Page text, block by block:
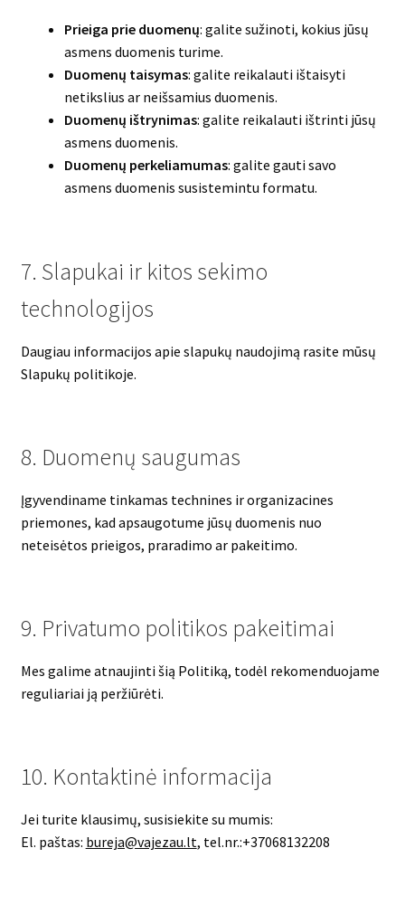
Prieiga prie duomenų: galite sužinoti, kokius jūsų
asmens duomenis turime.
Duomenų taisymas: galite reikalauti ištaisyti
netikslius ar neišsamius duomenis.
Duomenų ištrynimas: galite reikalauti ištrinti jūsų
asmens duomenis.
Duomenų perkeliamumas: galite gauti savo
asmens duomenis susistemintu formatu.
7. Slapukai ir kitos sekimo
technologijos
Daugiau informacijos apie slapukų naudojimą rasite mūsų
Slapukų politikoje.
8. Duomenų saugumas
Įgyvendiname tinkamas technines ir organizacines
priemones, kad apsaugotume jūsų duomenis nuo
neteisėtos prieigos, praradimo ar pakeitimo.
9. Privatumo politikos pakeitimai
Mes galime atnaujinti šią Politiką, todėl rekomenduojame
reguliariai ją peržiūrėti.
10. Kontaktinė informacija
Jei turite klausimų, susisiekite su mumis:
El. paštas: bureja@vajezau.lt, tel.nr.:+37068132208